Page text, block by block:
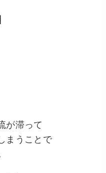
が滞って
まうことで